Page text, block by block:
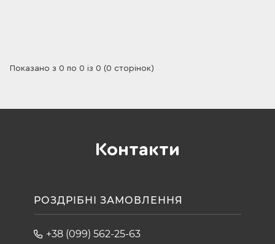
Показано з 0 по 0 із 0 (0 сторінок)
Контакти
РОЗДРІБНІ ЗАМОВЛЕННЯ
+38 (099) 562-25-63